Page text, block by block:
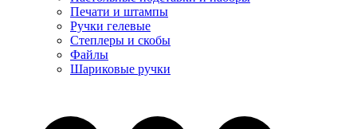
Печати и штампы
Ручки гелевые
Степлеры и скобы
Файлы
Шариковые ручки